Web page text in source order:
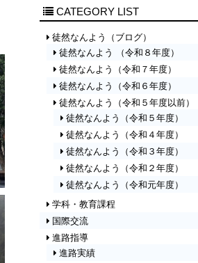
【高校男子バスケットボール部】第
58回京都府立高等学校バスケットボ
ール大会 結果報告
府立高大会結果報告
1学期終業式・成績表彰･壮行会が行
われました。
府立高大会に向けた練習試合を行い
ました！②
体育祭が行われ、部活対抗リレーに
出場しました！
令和８年度年間行事計画（７月６日
改訂版）
府立高大会組み合わせのお知らせ
府立高大会に向けた合同練習＆練習
試合を行いました！①
令和８年度６・７月、８・９月行事
計画（改訂版）
第43回NHK杯全国中学校放送コンテ
CATEGORY LIST
徒然なんよう（ブログ）
徒然なんよう （令和８年度）
徒然なんよう（令和７年度）
徒然なんよう（令和６年度）
徒然なんよう（令和５年度以前）
徒然なんよう（令和５年度）
徒然なんよう（令和４年度）
徒然なんよう（令和３年度）
徒然なんよう（令和２年度）
徒然なんよう（令和元年度）
学科・教育課程
国際交流
進路指導
進路実績